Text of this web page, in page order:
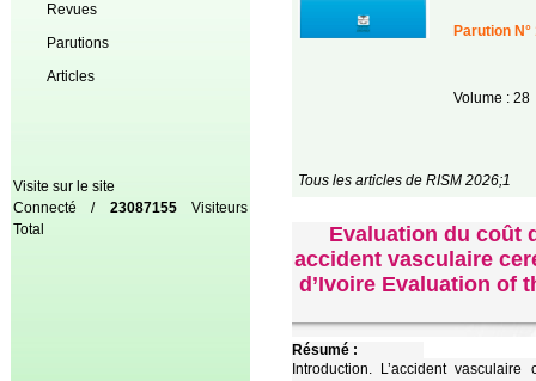
Revues
Parutions
Articles
Visite sur le site
Connecté / 23087155Visiteurs
Total
Parution N°
Volume : 28
Tous les articles de RISM 2026;1
Evaluation du coût
accident vasculaire
d’Ivoire Evaluation of
Résumé :
Introduction. L’accident